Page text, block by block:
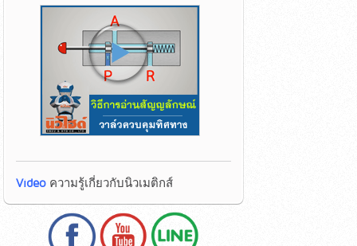
Videoความรู้เกี่ยวกับนิวเมติกส์